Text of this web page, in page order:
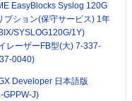
EasyBlocks Syslog 120G
プション(保守サービス) 1年
SYSLOG120G/1Y)
レーザーFB型(大) 7-337-
0040)
Developer 日本語版
GPPW-J)